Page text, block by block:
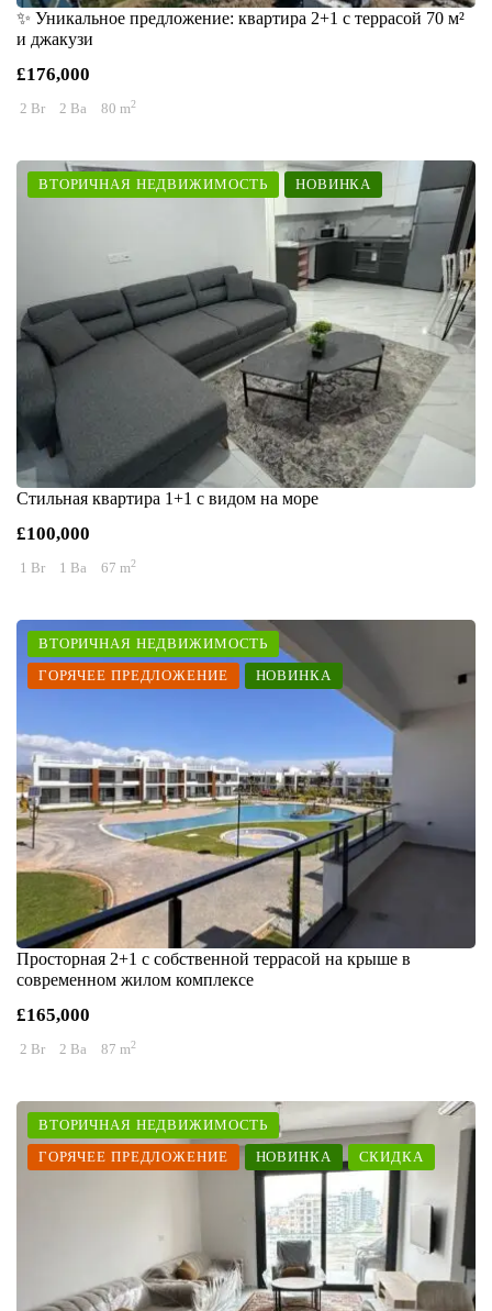
✨ Уникальное предложение: квартира 2+1 с террасой 70 м²
и джакузи
£176,000
2 Br 2 Ba 80 m2
ВТОРИЧНАЯ НЕДВИЖИМОСТЬ НОВИНКА
Стильная квартира 1+1 с видом на море
£100,000
1 Br 1 Ba 67 m2
ВТОРИЧНАЯ НЕДВИЖИМОСТЬ
ГОРЯЧЕЕ ПРЕДЛОЖЕНИЕ
НОВИНКА
Просторная 2+1 с собственной террасой на крыше в
современном жилом комплексе
£165,000
2 Br 2 Ba 87 m2
ВТОРИЧНАЯ НЕДВИЖИМОСТЬ
ГОРЯЧЕЕ ПРЕДЛОЖЕНИЕ
НОВИНКА СКИДКА